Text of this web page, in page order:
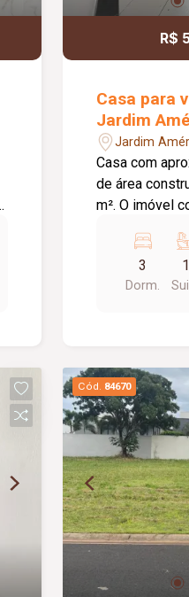
R$
Casa para
Jardim
Jardim
Casa com
de área construída. Terreno
m². O imóvel conta com: 03 quartos,
Banheiro
Varanda
garagem cobertas;
Informações
imóvel no
Valor após
660.000,00;
de até R$
3
Dorm.
1
Cód. 84670